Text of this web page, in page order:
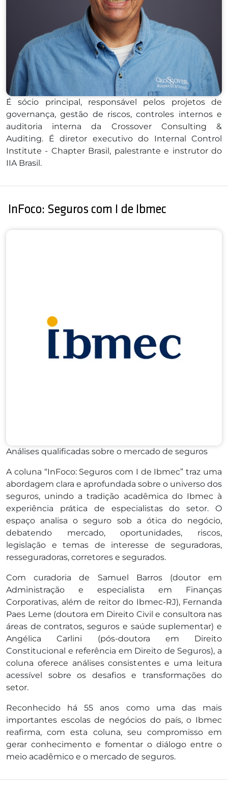
É sócio principal, responsável pelos projetos de
governança, gestão de riscos, controles internos e
auditoria interna da Crossover Consulting &
Auditing. É diretor executivo do Internal Control
Institute - Chapter Brasil, palestrante e instrutor do
IIA Brasil.
InFoco: Seguros com I de Ibmec
Análises qualificadas sobre o mercado de seguros
A coluna “InFoco: Seguros com I de Ibmec” traz uma
abordagem clara e aprofundada sobre o universo dos
seguros, unindo a tradição acadêmica do Ibmec à
experiência prática de especialistas do setor. O
espaço analisa o seguro sob a ótica do negócio,
debatendo mercado, oportunidades, riscos,
legislação e temas de interesse de seguradoras,
resseguradoras, corretores e segurados.
Com curadoria de Samuel Barros (doutor em
Administração e especialista em Finanças
Corporativas, além de reitor do Ibmec-RJ), Fernanda
Paes Leme (doutora em Direito Civil e consultora nas
áreas de contratos, seguros e saúde suplementar) e
Angélica Carlini (pós-doutora em Direito
Constitucional e referência em Direito de Seguros), a
coluna oferece análises consistentes e uma leitura
acessível sobre os desafios e transformações do
setor.
Reconhecido há 55 anos como uma das mais
importantes escolas de negócios do país, o Ibmec
reafirma, com esta coluna, seu compromisso em
gerar conhecimento e fomentar o diálogo entre o
meio acadêmico e o mercado de seguros.